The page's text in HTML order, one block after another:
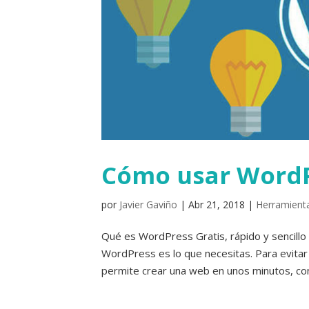
Cómo usar
por Javier Gaviño | Abr 21, 2018 |
Qué es WordPress Gratis, rápido y
WordPress es lo que necesitas. Para
permite crear una web en unos minutos,